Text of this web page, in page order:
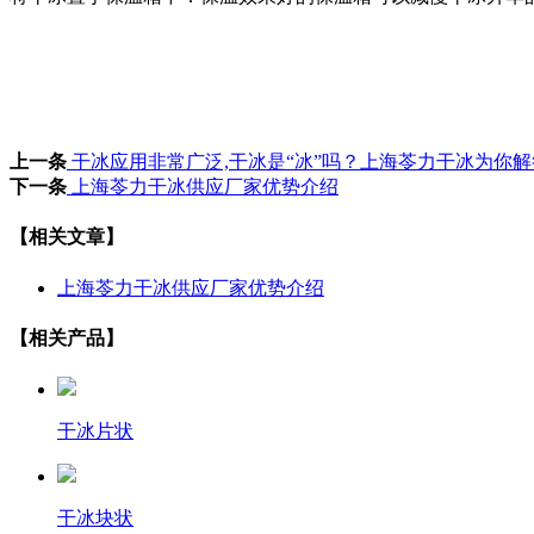
上一条 干冰应用非常广泛,干冰是“冰”吗？上海苓力干冰为你
下一条 上海苓力干冰供应厂家优势介绍
【相关文章】
上海苓力干冰供应厂家优势介绍
【相关产品】
干冰片状
干冰块状